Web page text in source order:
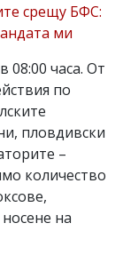
срещу БФС:
ми
08:00 часа. От
по
пловдивски
–
количество
на